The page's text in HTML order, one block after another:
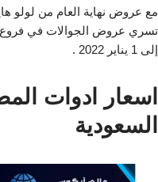
مع عروض نهاية العام من لولو
إلى 1 يناير 2022 .
اسعار ادوات
السعودية